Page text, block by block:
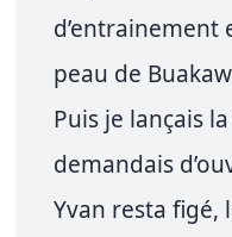
d’entrainement
peau de
Puis je lançais
demandais
Yvan resta figé,